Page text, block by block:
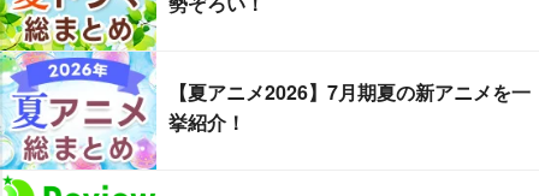
【夏アニメ2026】7月期夏の新アニメを一
挙紹介！